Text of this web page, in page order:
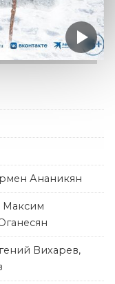
Ананикян
Максим
Вихарев,